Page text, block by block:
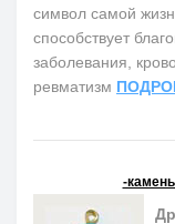
символ самой
способствует
заболевания,
ревматизм
-